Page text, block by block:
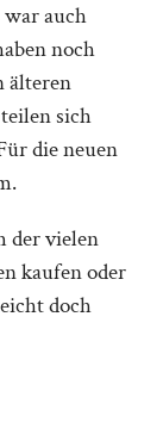
auch
noch
älteren
sich
die neuen
der vielen
kaufen oder
doch